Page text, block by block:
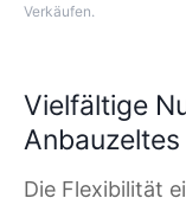
Verkäufen.
Vielfältige
Anbauzeltes
Die Flexibilität